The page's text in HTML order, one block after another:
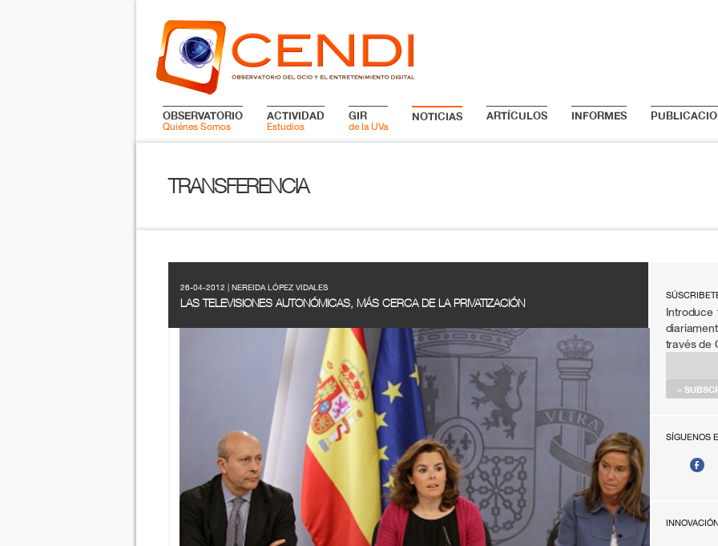
OBSERVATORIO
Quiénes Somos
ACTIVIDAD
Estudios
GIR
de la UVa
NOTICIAS ARTÍCULOS INFORMES
TRANSFERENCIA
través de
SÍGUENOS
26-04-2012 | NEREIDA LÓPEZ VIDALES
LAS TELEVISIONES AUTONÓMICAS, MÁS CERCA DE LA PRIVATIZACIÓN